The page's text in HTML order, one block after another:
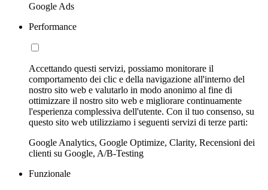
Google Ads
Performance
Accettando questi servizi, possiamo monitorare il
comportamento dei clic e della navigazione all'interno del
nostro sito web e valutarlo in modo anonimo al fine di
ottimizzare il nostro sito web e migliorare continuamente
l'esperienza complessiva dell'utente. Con il tuo consenso, su
questo sito web utilizziamo i seguenti servizi di terze parti:
Google Analytics, Google Optimize, Clarity, Recensioni dei
clienti su Google, A/B-Testing
Funzionale